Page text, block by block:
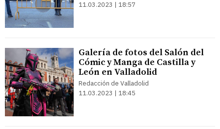
11.03.2023 | 18:57
Galería de fotos del Salón del
Cómic y Manga de Castilla y
León en Valladolid
Redacción de Valladolid
11.03.2023 | 18:45